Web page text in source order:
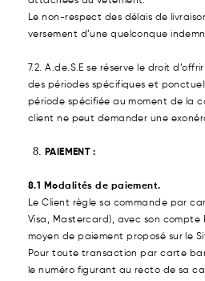
Le non-respect des délais de
versement d’une quelconque
7.2. A.de.S.E se réserve le droit
des périodes spécifiques et
période spécifiée au moment de la
client ne peut demander une
PAIEMENT :
8.1 Modalités de paiement.
Le Client règle sa commande par
Visa, Mastercard), avec son
moyen de paiement proposé sur le
Pour toute transaction par carte
le numéro figurant au recto de sa